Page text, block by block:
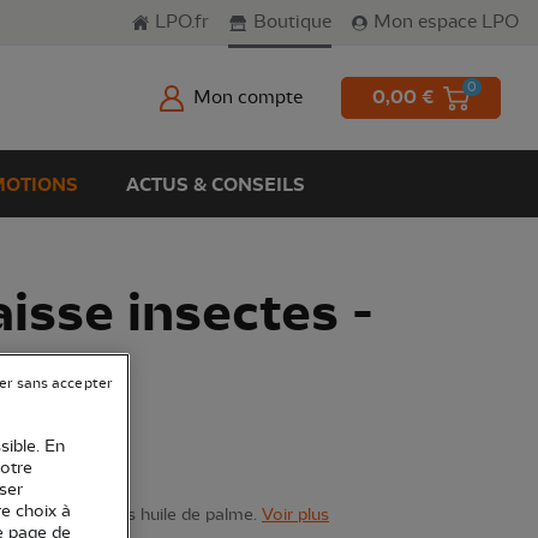
LPO.fr Boutique Mon espace LPO
Mon compte 0,00 € 0
ACTUS & CONSEILS
insectes -
insectes et sans huile de palme. Voir plus
En
choix à
page de
sans accepter